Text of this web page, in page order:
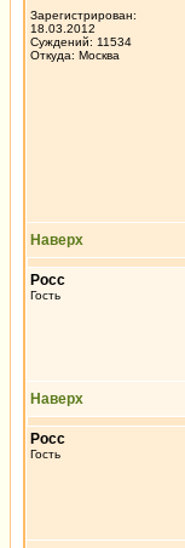
Зарегистрирован:
18.03.2012
Суждений: 11534
Откуда: Москва
Наверх
Росс
Гость
Наверх
Росс
Гость